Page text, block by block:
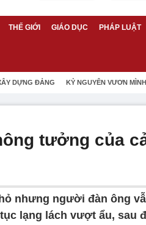
THẾ GIỚI GIÁO DỤC PHÁP LUẬT
DỰNG ĐẢNG KỶ NGUYÊN VƯƠN MÌNH
tưởng của
nhưng người đàn ông
lạng lách vượt ẩu, sau